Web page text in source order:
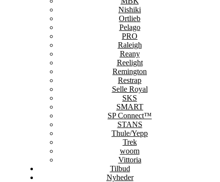
Nishiki
Ortlieb
Pelago
PRO
Raleigh
Reany
Reelight
Remington
Restrap
Selle Royal
SKS
SMART
SP Connect™
STANS
Thule/Yepp
Trek
woom
Vittoria
Tilbud
Nyheder